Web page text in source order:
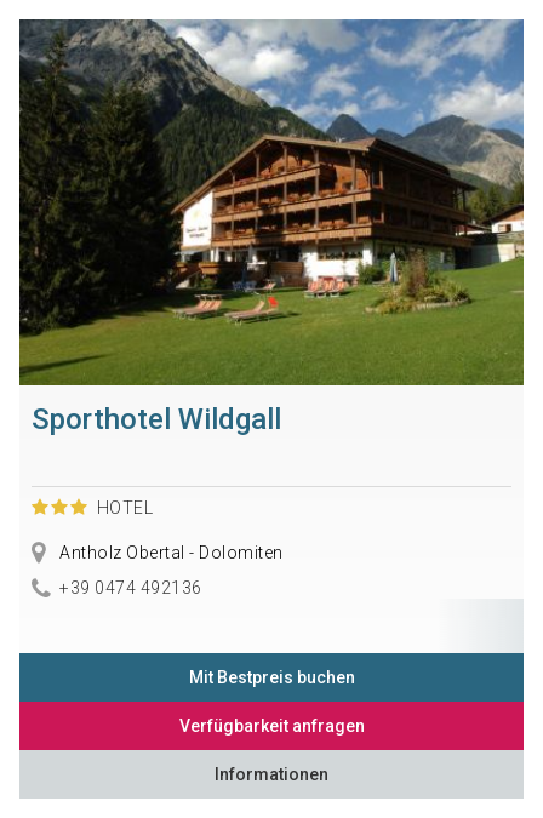
Sporthotel Wildgall
HOTEL
Antholz Obertal - Dolomiten
+39 0474 492136
Mit Bestpreis buchen
Verfügbarkeit anfragen
Informationen